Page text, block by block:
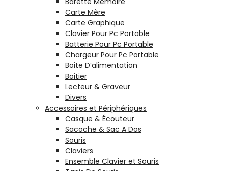
Carte Mère
Carte Graphique
Clavier Pour Pc Portable
Batterie Pour Pc Portable
Chargeur Pour Pc Portable
Boite D’alimentation
Boitier
Lecteur & Graveur
Divers
Accessoires et Périphériques
Casque & Écouteur
Sacoche & Sac A Dos
Souris
Claviers
Ensemble Clavier et Souris